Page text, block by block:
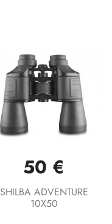
50 €
SHILBA ADVENTURE
10X50